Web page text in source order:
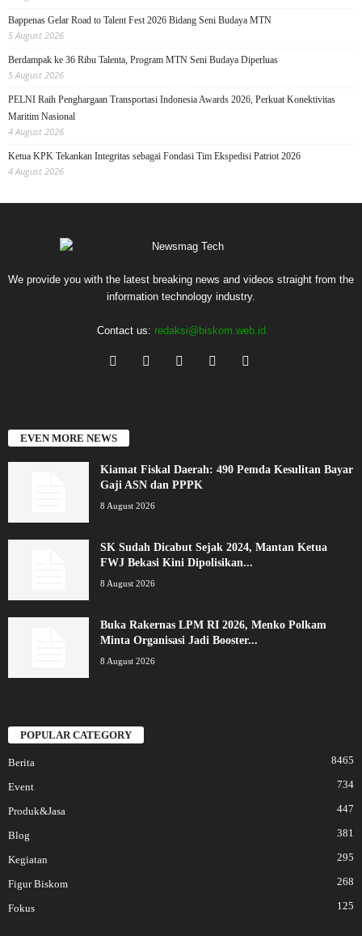
Bappenas Gelar Road to Talent Fest 2026 Bidang Seni Budaya MTN
5 August 2026
Berdampak ke 36 Ribu Talenta, Program MTN Seni Budaya Diperluas
5 August 2026
PELNI Raih Penghargaan Transportasi Indonesia Awards 2026, Perkuat Konektivitas
Maritim Nasional
4 August 2026
Ketua KPK Tekankan Integritas sebagai Fondasi Tim Ekspedisi Patriot 2026
4 August 2026
We provide you with the latest breaking news and videos straight from the
information technology industry.
Contact us: redaksi@biskom.web.id
EVEN MORE NEWS
Kiamat Fiskal Daerah: 490 Pemda Kesulitan Bayar
Gaji ASN dan PPPK
8 August 2026
SK Sudah Dicabut Sejak 2024, Mantan Ketua
FWJ Bekasi Kini Dipolisikan...
8 August 2026
Buka Rakernas LPM RI 2026, Menko Polkam
Minta Organisasi Jadi Booster...
8 August 2026
POPULAR CATEGORY
Berita 8465
Event 734
Produk&Jasa 447
Blog 381
Kegiatan 295
Figur Biskom 268
Fokus 125